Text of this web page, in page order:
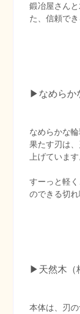
鍛冶屋さん
た、信頼で
▶︎なめらか
なめらかな
果たす刃は
上げています
すーっと軽
のできる切れ
▶︎天然木（
本体は、刃